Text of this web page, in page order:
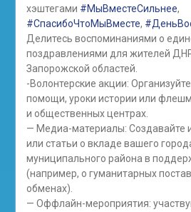
хэштегами #МыВместеСильнее,
#СпасибоЧтоМыВместе,
Делитесь воспоминаниями о
поздравлениями для жителей
Запорожской областей.
-Волонтерские акции:
помощи, уроки истории или
и общественных центрах.
— Медиа-материалы: Создавайте
или статьи о вкладе вашего
муниципального района в
(например, о гуманитарных
обменах).
— Оффлайн-мероприятия: